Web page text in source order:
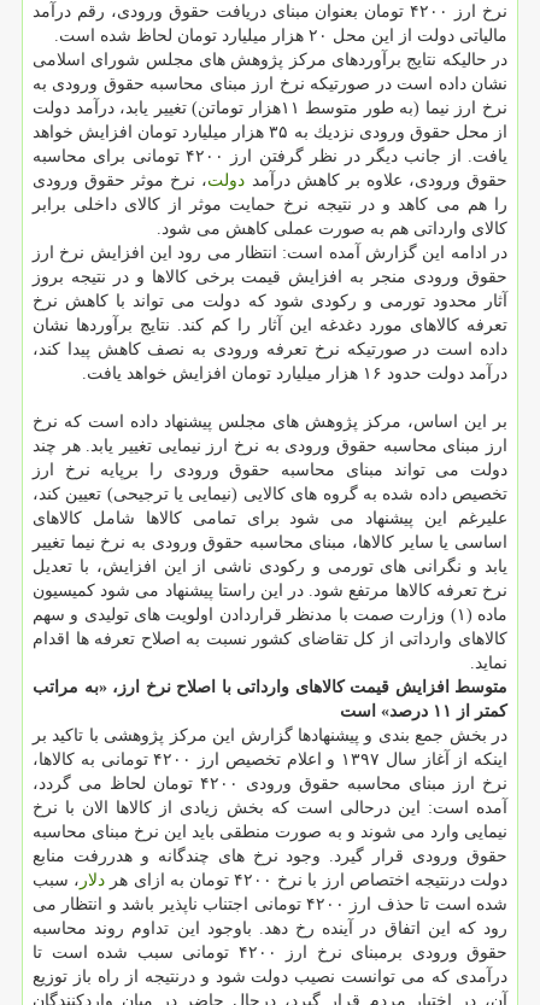
نرخ ارز ۴۲۰۰ تومان بعنوان مبنای دریافت حقوق ورودی، رقم درآمد
مالیاتی دولت از این محل ۲۰ هزار میلیارد تومان لحاظ شده است.
در حالیكه نتایج برآوردهای مركز پژوهش های مجلس شورای اسلامی
نشان داده است در صورتیكه نرخ ارز مبنای محاسبه حقوق ورودی به
نرخ ارز نیما (به طور متوسط ۱۱هزار توماتن) تغییر یابد، درآمد دولت
از محل حقوق ورودی نزدیك به ۳۵ هزار میلیارد تومان افزایش خواهد
یافت. از جانب دیگر در نظر گرفتن ارز ۴۲۰۰ تومانی برای محاسبه
حقوق ورودی، علاوه بر كاهش درآمد دولت، نرخ موثر حقوق ورودی
را هم می كاهد و در نتیجه نرخ حمایت موثر از كالای داخلی برابر
كالای وارداتی هم به صورت عملی كاهش می شود.
در ادامه این گزارش آمده است: انتظار می رود این افزایش نرخ ارز
حقوق ورودی منجر به افزایش قیمت برخی كالاها و در نتیجه بروز
آثار محدود تورمی و ركودی شود كه دولت می تواند با كاهش نرخ
تعرفه كالاهای مورد دغدغه این آثار را كم كند. نتایج برآوردها نشان
داده است در صورتیكه نرخ تعرفه ورودی به نصف كاهش پیدا كند،
درآمد دولت حدود ۱۶ هزار میلیارد تومان افزایش خواهد یافت.
بر این اساس، مركز پژوهش های مجلس پیشنهاد داده است كه نرخ
ارز مبنای محاسبه حقوق ورودی به نرخ ارز نیمایی تغییر یابد. هر چند
دولت می تواند مبنای محاسبه حقوق ورودی را برپایه نرخ ارز
تخصیص داده شده به گروه های كالایی (نیمایی یا ترجیحی) تعیین كند،
علیرغم این پیشنهاد می شود برای تمامی كالاها شامل كالاهای
اساسی یا سایر كالاها، مبنای محاسبه حقوق ورودی به نرخ نیما تغییر
یابد و نگرانی های تورمی و ركودی ناشی از این افزایش، با تعدیل
نرخ تعرفه كالاها مرتفع شود. در این راستا پیشنهاد می شود كمیسیون
ماده (۱) وزارت صمت با مدنظر قراردادن اولویت های تولیدی و سهم
كالاهای وارداتی از كل تقاضای كشور نسبت به اصلاح تعرفه ها اقدام
نماید.
متوسط افزایش قیمت كالاهای وارداتی با اصلاح نرخ ارز، «به مراتب
كمتر از ۱۱ درصد» است
در بخش جمع بندی و پیشنهادها گزارش این مركز پژوهشی با تاكید بر
اینكه از آغاز سال ۱۳۹۷ و اعلام تخصیص ارز ۴۲۰۰ تومانی به كالاها،
نرخ ارز مبنای محاسبه حقوق ورودی ۴۲۰۰ تومان لحاظ می گردد،
آمده است: این درحالی است كه بخش زیادی از كالاها الان با نرخ
نیمایی وارد می شوند و به صورت منطقی باید این نرخ مبنای محاسبه
حقوق ورودی قرار گیرد. وجود نرخ های چندگانه و هدررفت منابع
دولت درنتیجه اختصاص ارز با نرخ ۴۲۰۰ تومان به ازای هر
دلار ، سبب
شده است تا حذف ارز ۴۲۰۰ تومانی اجتناب ناپذیر باشد و انتظار می
رود كه این اتفاق در آینده رخ دهد. باوجود این تداوم روند محاسبه
حقوق ورودی برمبنای نرخ ارز ۴۲۰۰ تومانی سبب شده است تا
درآمدی كه می توانست نصیب دولت شود و درنتیجه از راه باز توزیع
آن، در اختیار مردم قرار گیرد، درحال حاضر در میان واردكنندگان